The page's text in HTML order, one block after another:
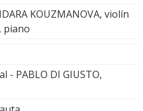
KOUZMANOVA, violín
piano
- PABLO DI GIUSTO,